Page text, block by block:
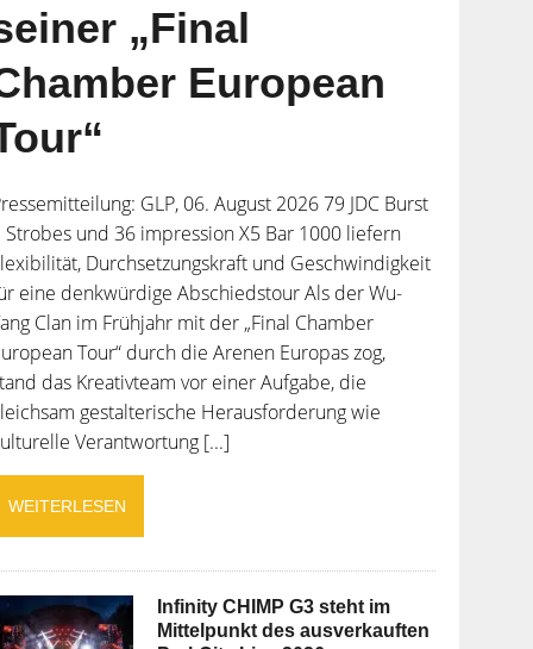
„Final
European
GLP, 06. August 2026 79 JDC Burst
Strobes und 36 impression X5 Bar 1000 liefern
Durchsetzungskraft und Geschwindigkeit
eine denkwürdige Abschiedstour Als der Wu-
Clan im Frühjahr mit der „Final Chamber
Tour“ durch die Arenen Europas zog,
das Kreativteam vor einer Aufgabe, die
gestalterische Herausforderung wie
Verantwortung [...]
WEITERLESEN
Infinity CHIMP G3 steht im
Mittelpunkt des ausverkauften